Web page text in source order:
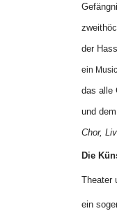
der
ein
das alle
und
Chor,
Die
Theater
ein